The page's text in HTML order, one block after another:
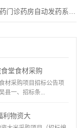
药房自动发药系统公告
堂食材采购
材采购项目招标公告项
县一、招标条...
利物资大